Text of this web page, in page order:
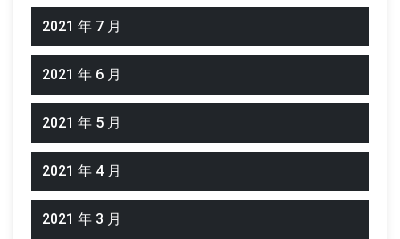
2021 年 7 月
2021 年 6 月
2021 年 5 月
2021 年 4 月
2021 年 3 月